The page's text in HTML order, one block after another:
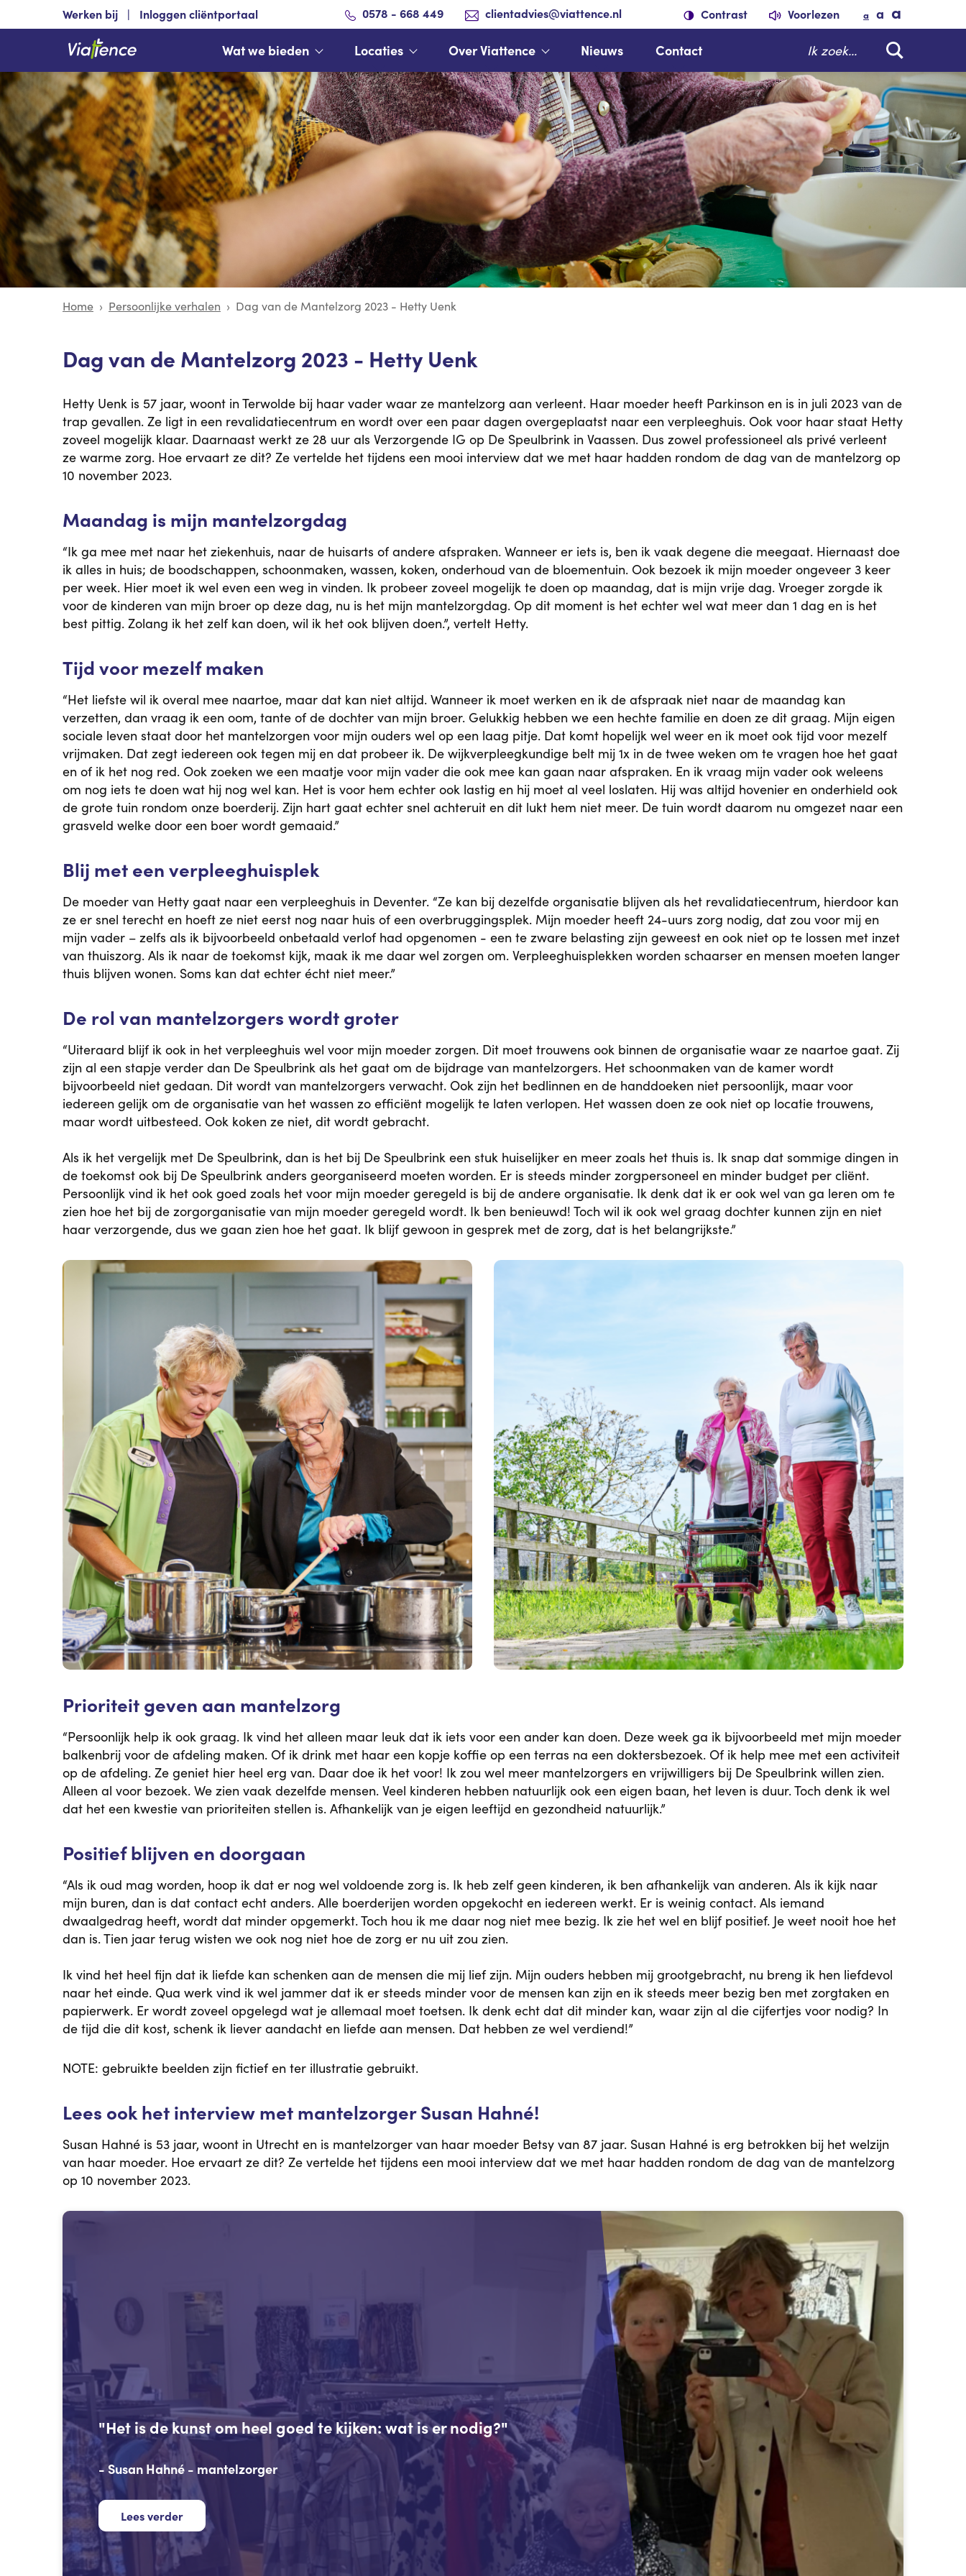
Werken bij Inloggen cliëntportaal 0578 - 668 449 clientadvies@viattence.nl Contrast Voorlezen a a a
Wat we bieden Locaties Over Viattence Nieuws Contact Zoeken
Home Persoonlijke verhalen Dag van de Mantelzorg 2023 - Hetty Uenk
Dag van de Mantelzorg 2023 - Hetty Uenk
Hetty Uenk is 57 jaar, woont in Terwolde bij haar vader waar ze mantelzorg aan verleent. Haar moeder heeft Parkinson en is in juli 2023 van de
trap gevallen. Ze ligt in een revalidatiecentrum en wordt over een paar dagen overgeplaatst naar een verpleeghuis. Ook voor haar staat Hetty
zoveel mogelijk klaar. Daarnaast werkt ze 28 uur als Verzorgende IG op De Speulbrink in Vaassen. Dus zowel professioneel als privé verleent
ze warme zorg. Hoe ervaart ze dit? Ze vertelde het tijdens een mooi interview dat we met haar hadden rondom de dag van de mantelzorg op
10 november 2023.
Maandag is mijn mantelzorgdag
“Ik ga mee met naar het ziekenhuis, naar de huisarts of andere afspraken. Wanneer er iets is, ben ik vaak degene die meegaat. Hiernaast doe
ik alles in huis; de boodschappen, schoonmaken, wassen, koken, onderhoud van de bloementuin. Ook bezoek ik mijn moeder ongeveer 3 keer
per week. Hier moet ik wel even een weg in vinden. Ik probeer zoveel mogelijk te doen op maandag, dat is mijn vrije dag. Vroeger zorgde ik
voor de kinderen van mijn broer op deze dag, nu is het mijn mantelzorgdag. Op dit moment is het echter wel wat meer dan 1 dag en is het
best pittig. Zolang ik het zelf kan doen, wil ik het ook blijven doen.”, vertelt Hetty.
Tijd voor mezelf maken
“Het liefste wil ik overal mee naartoe, maar dat kan niet altijd. Wanneer ik moet werken en ik de afspraak niet naar de maandag kan
verzetten, dan vraag ik een oom, tante of de dochter van mijn broer. Gelukkig hebben we een hechte familie en doen ze dit graag. Mijn eigen
sociale leven staat door het mantelzorgen voor mijn ouders wel op een laag pitje. Dat komt hopelijk wel weer en ik moet ook tijd voor mezelf
vrijmaken. Dat zegt iedereen ook tegen mij en dat probeer ik. De wijkverpleegkundige belt mij 1x in de twee weken om te vragen hoe het gaat
en of ik het nog red. Ook zoeken we een maatje voor mijn vader die ook mee kan gaan naar afspraken. En ik vraag mijn vader ook weleens
om nog iets te doen wat hij nog wel kan. Het is voor hem echter ook lastig en hij moet al veel loslaten. Hij was altijd hovenier en onderhield ook
de grote tuin rondom onze boerderij. Zijn hart gaat echter snel achteruit en dit lukt hem niet meer. De tuin wordt daarom nu omgezet naar een
grasveld welke door een boer wordt gemaaid.”
Blij met een verpleeghuisplek
De moeder van Hetty gaat naar een verpleeghuis in Deventer. “Ze kan bij dezelfde organisatie blijven als het revalidatiecentrum, hierdoor kan
ze er snel terecht en hoeft ze niet eerst nog naar huis of een overbruggingsplek. Mijn moeder heeft 24-uurs zorg nodig, dat zou voor mij en
mijn vader – zelfs als ik bijvoorbeeld onbetaald verlof had opgenomen - een te zware belasting zijn geweest en ook niet op te lossen met inzet
van thuiszorg. Als ik naar de toekomst kijk, maak ik me daar wel zorgen om. Verpleeghuisplekken worden schaarser en mensen moeten langer
thuis blijven wonen. Soms kan dat echter écht niet meer.”
De rol van mantelzorgers wordt groter
“Uiteraard blijf ik ook in het verpleeghuis wel voor mijn moeder zorgen. Dit moet trouwens ook binnen de organisatie waar ze naartoe gaat. Zij
zijn al een stapje verder dan De Speulbrink als het gaat om de bijdrage van mantelzorgers. Het schoonmaken van de kamer wordt
bijvoorbeeld niet gedaan. Dit wordt van mantelzorgers verwacht. Ook zijn het bedlinnen en de handdoeken niet persoonlijk, maar voor
iedereen gelijk om de organisatie van het wassen zo efficiënt mogelijk te laten verlopen. Het wassen doen ze ook niet op locatie trouwens,
maar wordt uitbesteed. Ook koken ze niet, dit wordt gebracht.
Als ik het vergelijk met De Speulbrink, dan is het bij De Speulbrink een stuk huiselijker en meer zoals het thuis is. Ik snap dat sommige dingen in
de toekomst ook bij De Speulbrink anders georganiseerd moeten worden. Er is steeds minder zorgpersoneel en minder budget per cliënt.
Persoonlijk vind ik het ook goed zoals het voor mijn moeder geregeld is bij de andere organisatie. Ik denk dat ik er ook wel van ga leren om te
zien hoe het bij de zorgorganisatie van mijn moeder geregeld wordt. Ik ben benieuwd! Toch wil ik ook wel graag dochter kunnen zijn en niet
haar verzorgende, dus we gaan zien hoe het gaat. Ik blijf gewoon in gesprek met de zorg, dat is het belangrijkste.”
Prioriteit geven aan mantelzorg
“Persoonlijk help ik ook graag. Ik vind het alleen maar leuk dat ik iets voor een ander kan doen. Deze week ga ik bijvoorbeeld met mijn moeder
balkenbrij voor de afdeling maken. Of ik drink met haar een kopje koffie op een terras na een doktersbezoek. Of ik help mee met een activiteit
op de afdeling. Ze geniet hier heel erg van. Daar doe ik het voor! Ik zou wel meer mantelzorgers en vrijwilligers bij De Speulbrink willen zien.
Alleen al voor bezoek. We zien vaak dezelfde mensen. Veel kinderen hebben natuurlijk ook een eigen baan, het leven is duur. Toch denk ik wel
dat het een kwestie van prioriteiten stellen is. Afhankelijk van je eigen leeftijd en gezondheid natuurlijk.”
Positief blijven en doorgaan
“Als ik oud mag worden, hoop ik dat er nog wel voldoende zorg is. Ik heb zelf geen kinderen, ik ben afhankelijk van anderen. Als ik kijk naar
mijn buren, dan is dat contact echt anders. Alle boerderijen worden opgekocht en iedereen werkt. Er is weinig contact. Als iemand
dwaalgedrag heeft, wordt dat minder opgemerkt. Toch hou ik me daar nog niet mee bezig. Ik zie het wel en blijf positief. Je weet nooit hoe het
dan is. Tien jaar terug wisten we ook nog niet hoe de zorg er nu uit zou zien.
Ik vind het heel fijn dat ik liefde kan schenken aan de mensen die mij lief zijn. Mijn ouders hebben mij grootgebracht, nu breng ik hen liefdevol
naar het einde. Qua werk vind ik wel jammer dat ik er steeds minder voor de mensen kan zijn en ik steeds meer bezig ben met zorgtaken en
papierwerk. Er wordt zoveel opgelegd wat je allemaal moet toetsen. Ik denk echt dat dit minder kan, waar zijn al die cijfertjes voor nodig? In
de tijd die dit kost, schenk ik liever aandacht en liefde aan mensen. Dat hebben ze wel verdiend!”
NOTE: gebruikte beelden zijn fictief en ter illustratie gebruikt.
Lees ook het interview met mantelzorger Susan Hahné!
Susan Hahné is 53 jaar, woont in Utrecht en is mantelzorger van haar moeder Betsy van 87 jaar. Susan Hahné is erg betrokken bij het welzijn
van haar moeder. Hoe ervaart ze dit? Ze vertelde het tijdens een mooi interview dat we met haar hadden rondom de dag van de mantelzorg
op 10 november 2023.
"Het is de kunst om heel goed te kijken: wat is er nodig?"
- Susan Hahné - mantelzorger
Lees verder